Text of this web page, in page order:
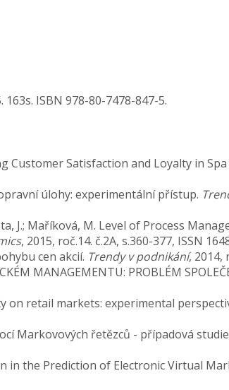
ISBN 978-80-7478-847-5.
Customer Satisfaction and Loyalty in
úlohy: experimentální přístup.
J.; Maříková, M. Level of Process
, 2015, roč.14. č.2A, s.360-377, ISSN
cen akcií. Trendy v podnikání, 2014,
MANAGEMENTU: PROBLÉM
on retail markets: experimental
Markovových řetězců - případová
in the Prediction of Electronic Virtual